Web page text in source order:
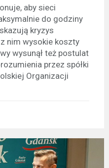
aby sieci
do godziny
kryzys
nim wysokie koszty
wysunął też postulat
przez spółki
Organizacji